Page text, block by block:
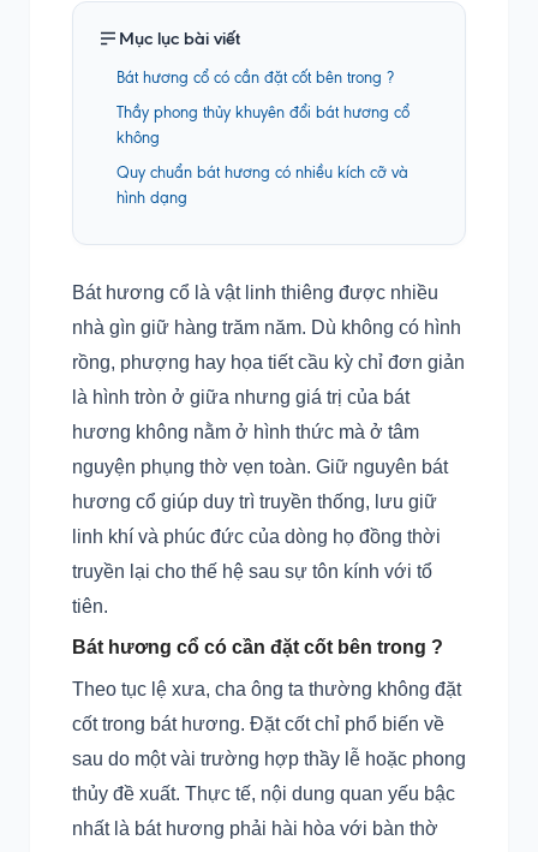
Mục lục bài viết
Bát hương cổ có cần đặt cốt bên trong ?
Thầy phong thủy khuyên đổi bát hương cổ
không
Quy chuẩn bát hương có nhiều kích cỡ và
hình dạng
Bát hương cổ là vật linh thiêng được nhiều
nhà gìn giữ hàng trăm năm. Dù không có hình
rồng, phượng hay họa tiết cầu kỳ chỉ đơn giản
là hình tròn ở giữa nhưng giá trị của bát
hương không nằm ở hình thức mà ở tâm
nguyện phụng thờ vẹn toàn. Giữ nguyên bát
hương cổ giúp duy trì truyền thống, lưu giữ
linh khí và phúc đức của dòng họ đồng thời
truyền lại cho thế hệ sau sự tôn kính với tổ
tiên.
Bát hương cổ có cần đặt cốt bên trong ?
Theo tục lệ xưa, cha ông ta thường không đặt
cốt trong bát hương. Đặt cốt chỉ phổ biến về
sau do một vài trường hợp thầy lễ hoặc phong
thủy đề xuất. Thực tế, nội dung quan yếu bậc
nhất là bát hương phải hài hòa với bàn thờ